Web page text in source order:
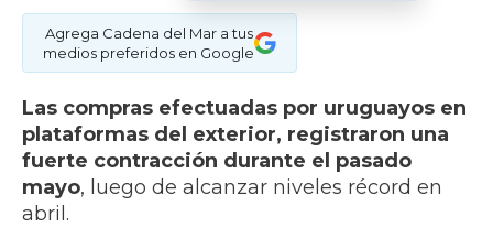
Agrega Cadena del Mar a tus
medios preferidos en Google
Las compras efectuadas por uruguayos en
plataformas del exterior, registraron una
fuerte contracción durante el pasado
mayo, luego de alcanzar niveles récord en
abril.